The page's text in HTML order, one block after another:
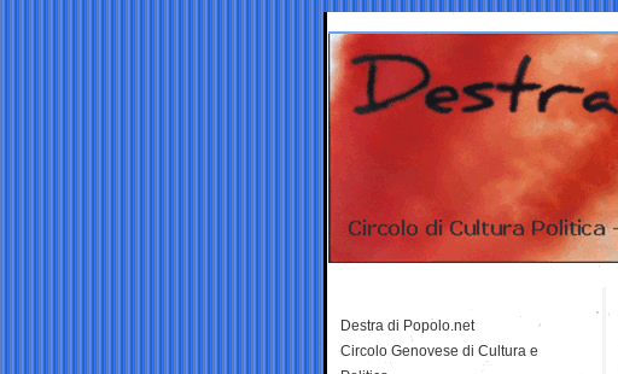
Destra di Popolo.net
Circolo Genovese di Cultura e